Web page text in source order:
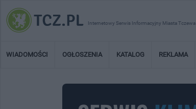
Internetowy Serwis Informacyjny Miasta Tczewa
WIADOMOŚCI OGŁOSZENIA KATALOG REKLAMA